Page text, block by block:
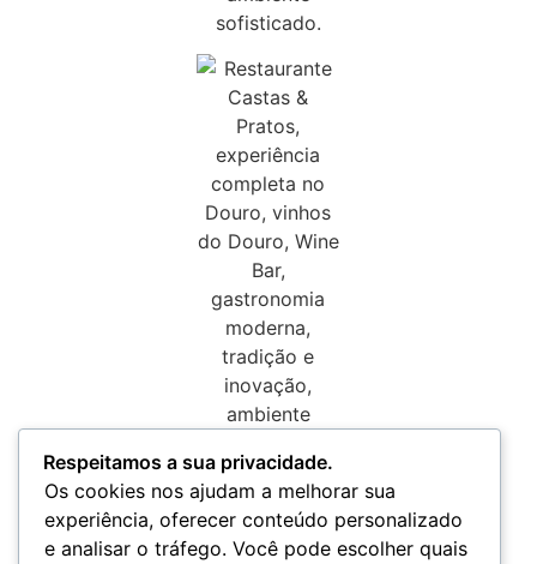
Respeitamos a sua privacidade.
Os cookies nos ajudam a melhorar sua
experiência, oferecer conteúdo personalizado
e analisar o tráfego. Você pode escolher quais